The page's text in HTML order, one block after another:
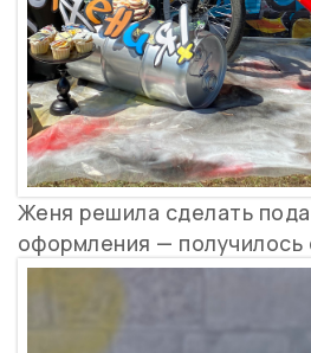
Женя решила сделать
оформления — получилось